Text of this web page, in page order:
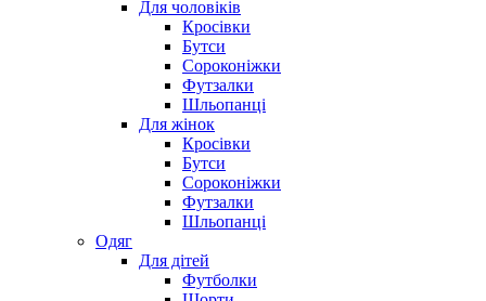
Для чоловіків
Кросівки
Бутси
Сороконіжки
Футзалки
Шльопанці
Для жінок
Кросівки
Бутси
Сороконіжки
Футзалки
Шльопанці
Одяг
Для дітей
Футболки